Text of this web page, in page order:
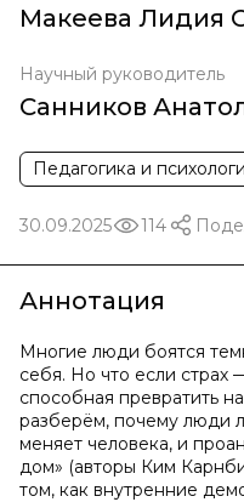
Макеева Лидия
Научный руководитель
Санников
Педагогика и
30.09.2025 114
Аннотация
Многие люди боятся
себя. Но что если страх
способная превратить
разберём, почему люди
меняет человека, и
дом» (авторы Ким
том, как внутренние